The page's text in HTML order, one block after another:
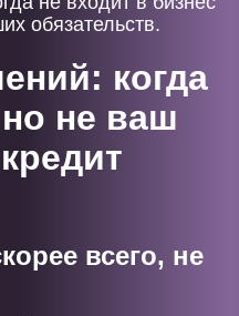
обязательств.
когда
не ваш
всего, не